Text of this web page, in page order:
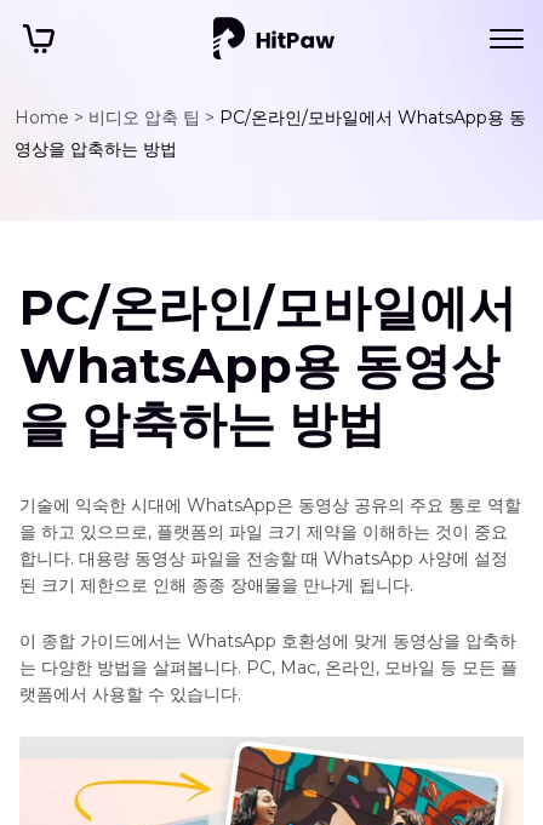
Home > 비디오 압축 팁 > PC/온라인/모바일에서 WhatsApp용 동
영상을 압축하는 방법
PC/온라인/모바일에서
WhatsApp용 동영상
을 압축하는 방법
기술에 익숙한 시대에 WhatsApp은 동영상 공유의 주요 통로 역할
을 하고 있으므로, 플랫폼의 파일 크기 제약을 이해하는 것이 중요
합니다. 대용량 동영상 파일을 전송할 때 WhatsApp 사양에 설정
된 크기 제한으로 인해 종종 장애물을 만나게 됩니다.
이 종합 가이드에서는 WhatsApp 호환성에 맞게 동영상을 압축하
는 다양한 방법을 살펴봅니다. PC, Mac, 온라인, 모바일 등 모든 플
랫폼에서 사용할 수 있습니다.